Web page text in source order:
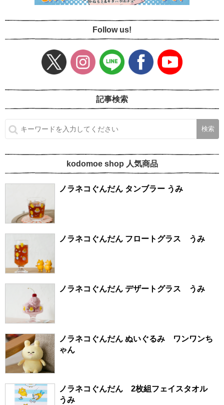
Follow us!
記事検索
kodomoe shop 人気商品
ノラネコぐんだん タンブラー うみ
ノラネコぐんだん フロートグラス うみ
ノラネコぐんだん デザートグラス うみ
ノラネコぐんだん ぬいぐるみ ワンワンち
ゃん
ノラネコぐんだん 2枚組フェイスタオル
うみ